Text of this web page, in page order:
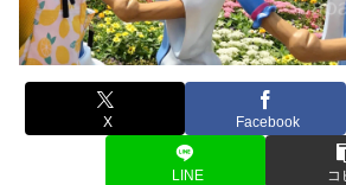
X Facebook
LINE コ